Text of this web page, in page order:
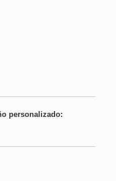
personalizado: